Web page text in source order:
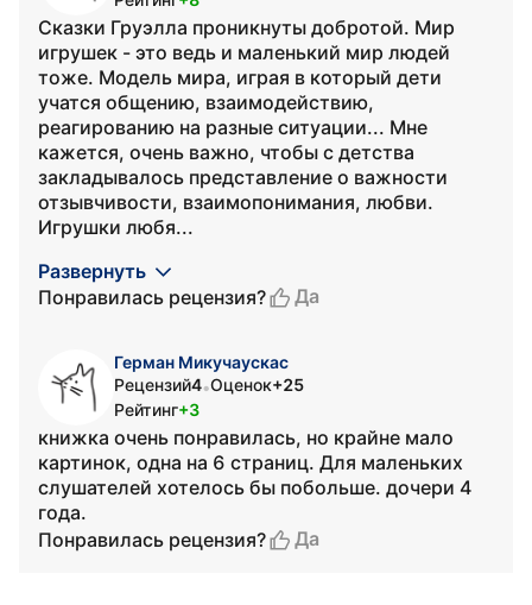
Сказки Груэлла проникнуты добротой. Мир
игрушек - это ведь и маленький мир людей
тоже. Модель мира, играя в который дети
учатся общению, взаимодействию,
реагированию на разные ситуации... Мне
кажется, очень важно, чтобы с детства
закладывалось представление о важности
отзывчивости, взаимопонимания, любви.
Игрушки любя...
Развернуть
Понравилась рецензия?
Да
Герман Микучаускас
Рецензий4•Оценок+25
Рейтинг+3
книжка очень понравилась, но крайне мало
картинок, одна на 6 страниц. Для маленьких
слушателей хотелось бы побольше. дочери 4
года.
Понравилась рецензия?
Да